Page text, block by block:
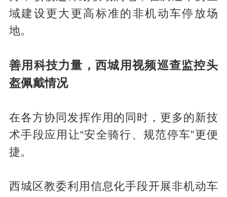
域建设更大更高标准的非机动车停放场
地。
善用科技力量，西城用视频巡查监控头
盔佩戴情况
在各方协同发挥作用的同时，更多的新技
术手段应用让“安全骑行、规范停车”更便
捷。
西城区教委利用信息化手段开展非机动车